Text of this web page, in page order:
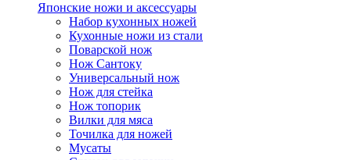
Японские ножи и аксессуары
Набор кухонных ножей
Кухонные ножи из стали
Поварской нож
Нож Сантоку
Универсальный нож
Нож для стейка
Нож топорик
Вилки для мяса
Точилка для ножей
Мусаты